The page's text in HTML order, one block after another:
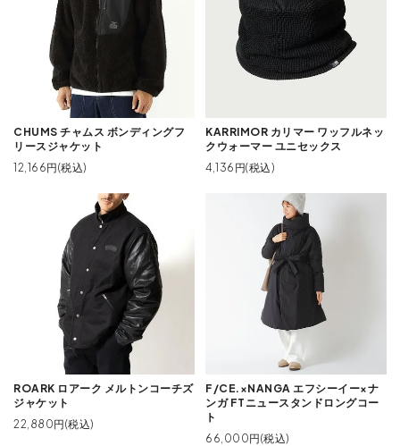
CHUMS チャムス ボンディングフ
リースジャケット
12,166円(税込)
KARRIMOR カリマー ワッフルネッ
クウォーマー ユニセックス
4,136円(税込)
ROARK ロアーク メルトンコーチズ
ジャケット
22,880円(税込)
F/CE.×NANGA エフシーイー×ナ
ンガ FTニュースタンドロングコー
ト
66,000円(税込)